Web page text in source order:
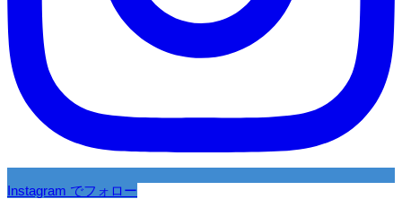
Instagram でフォロー